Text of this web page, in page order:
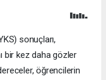
sonuçları,
bir kez daha gözler
öğrencilerin